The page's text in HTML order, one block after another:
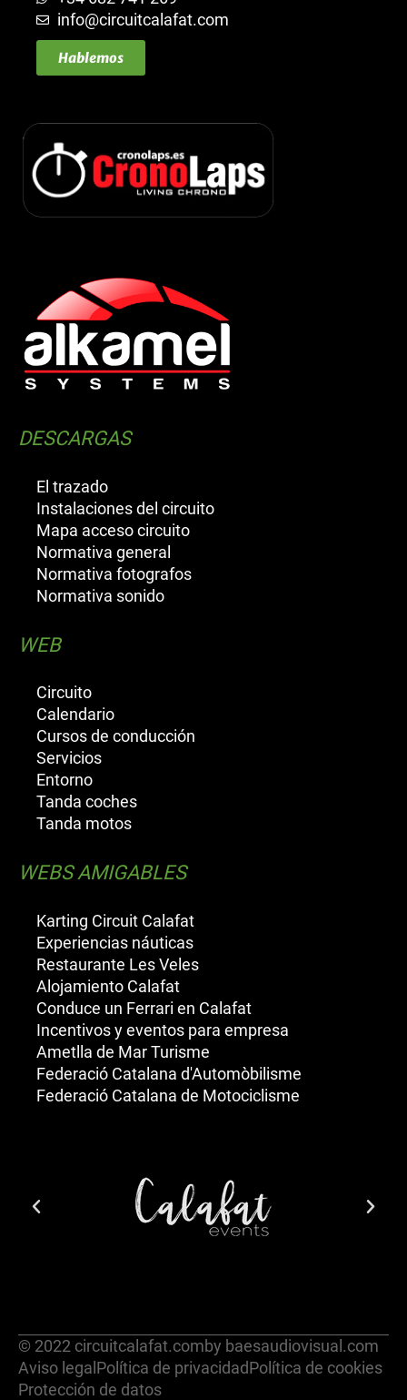
info@circuitcalafat.com
Hablemos
DESCARGAS
El trazado
Instalaciones del circuito
Mapa acceso circuito
Normativa general
Normativa fotografos
Normativa sonido
WEB
Circuito
Calendario
Cursos de conducción
Servicios
Entorno
Tanda coches
Tanda motos
WEBS AMIGABLES
Karting Circuit Calafat
Experiencias náuticas
Restaurante Les Veles
Alojamiento Calafat
Conduce un Ferrari en Calafat
Incentivos y eventos para empresa
Ametlla de Mar Turisme
Federació Catalana d'Automòbilisme
Federació Catalana de Motociclisme
© 2022 circuitcalafat.comby baesaudiovisual.com
Aviso legalPolítica de privacidadPolítica de cookies
Protección de datos